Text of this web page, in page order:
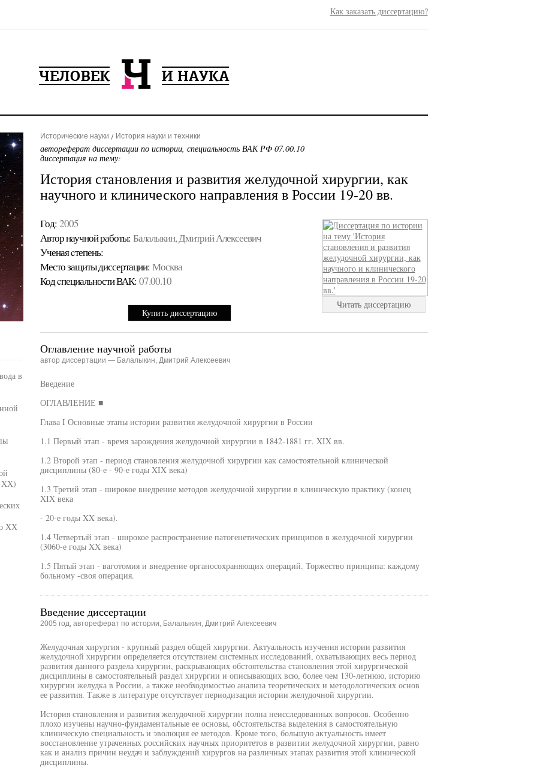
Как заказать диссертацию?
Исторические науки История науки и техники
автореферат диссертации по истории, специальность ВАК РФ 07.00.10
диссертация на тему:
История становления и развития желудочной хирургии, как
научного и клинического направления в России 19-20 вв.
Год: 2005
Автор научной работы: Балалыкин, Дмитрий Алексеевич
Ученая cтепень:
Место защиты диссертации: Москва
Код cпециальности ВАК: 07.00.10
Купить диссертацию
Читать диссертацию
Оглавление научной работы
автор диссертации — Балалыкин, Дмитрий Алексеевич
Введение
ОГЛАВЛЕНИЕ ■
Глава I Основные этапы истории развития желудочной хирургии в России
1.1 Первый этап - время зарождения желудочной хирургии в 1842-1881 гг. XIX вв.
1.2 Второй этап - период становления желудочной хирургии как самостоятельной клинической
дисциплины (80-е - 90-е годы XIX века)
1.3 Третий этап - широкое внедрение методов желудочной хирургии в клиническую практику (конец
XIX века
- 20-е годы XX века).
1.4 Четвертый этап - широкое распространение патогенетических принципов в желудочной хирургии
(3060-е годы XX века)
1.5 Пятый этап - ваготомия и внедрение органосохраняющих операций. Торжество принципа: каждому
больному -своя операция.
Введение диссертации
2005 год, автореферат по истории, Балалыкин, Дмитрий Алексеевич
Желудочная хирургия - крупный раздел общей хирургии. Актуальность изучения истории развития
желудочной хирургии определяется отсутствием системных исследований, охватывающих весь период
развития данного раздела хирургии, раскрывающих обстоятельства становления этой хирургической
дисциплины в самостоятельный раздел хирургии и описывающих всю, более чем 130-летнюю, историю
хирургии желудка в России, а также необходимостью анализа теоретических и методологических основ
ее развития. Также в литературе отсутствует периодизация истории желудочной хирургии.
История становления и развития желудочной хирургии полна неисследованных вопросов. Особенно
плохо изучены научно-фундаментальные ее основы, обстоятельства выделения в самостоятельную
клиническую специальность и эволюция ее методов. Кроме того, большую актуальность имеет
восстановление утраченных российских научных приоритетов в развитии желудочной хирургии, равно
как и анализ причин неудач и заблуждений хирургов на различных этапах развития этой клинической
дисциплины.
в
ХХ